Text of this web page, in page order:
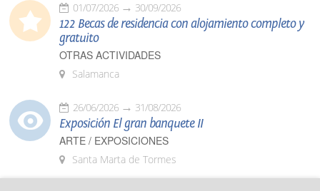
01/07/2026 30/09/2026
122 Becas de residencia con alojamiento completo y
gratuito
OTRAS ACTIVIDADES
Salamanca
26/06/2026 31/08/2026
Exposición El gran banquete II
ARTE / EXPOSICIONES
Santa Marta de Tormes